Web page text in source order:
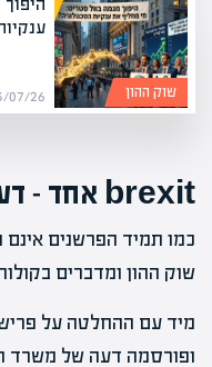
13/07/26 | מערכת שוק ההון
brexit אחד – דעות שונות
כמו תמיד הפרשנים
שוק ההון ומדברים
מיד עם ההחלטה על
ופורסמה דעה של משרד